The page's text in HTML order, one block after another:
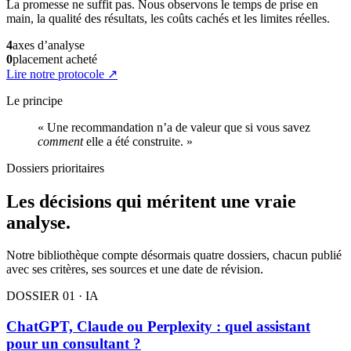
La promesse ne suffit pas. Nous observons le temps de prise en
main, la qualité des résultats, les coûts cachés et les limites réelles.
4axes d’analyse
0placement acheté
Lire notre protocole ↗
Le principe
« Une recommandation n’a de valeur que si vous savez
commentelle a été construite. »
Dossiers prioritaires
Les décisions qui méritent une vraie
analyse.
Notre bibliothèque compte désormais quatre dossiers, chacun publié
avec ses critères, ses sources et une date de révision.
DOSSIER 01 · IA
ChatGPT, Claude ou Perplexity : quel assistant
pour un consultant ?